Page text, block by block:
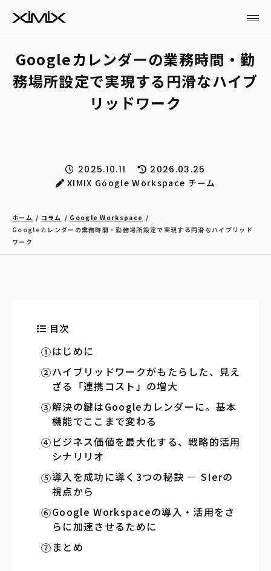
Googleカレンダーの業務時間・勤
務場所設定で実現する円滑なハイブ
リッドワーク
2025.10.11
2026.03.25
XIMIX Google Workspace チーム
ホーム コラム
Google Workspace
Googleカレンダーの業務時間・勤務場所設定で実現する円滑なハイブリッド
ワーク
目次
はじめに
ハイブリッドワークがもたらした、見え
ざる「連携コスト」の増大
解決の鍵はGoogleカレンダーに。基本
機能でここまで変わる
ビジネス価値を最大化する、戦略的活用
シナリリオ
導入を成功に導く3つの秘訣 ― SIerの
視点から
Google Workspaceの導入・活用をさ
らに加速させるために
まとめ